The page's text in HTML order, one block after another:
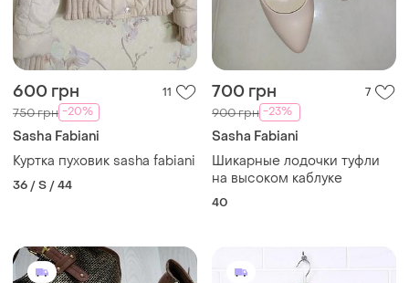
600 грн 11
750 грн -20%
Sasha Fabiani
Куртка пуховик sasha fabiani
36 / S / 44
700 грн 7
900 грн -23%
Sasha Fabiani
Шикарные лодочки туфли
на высоком каблуке
40